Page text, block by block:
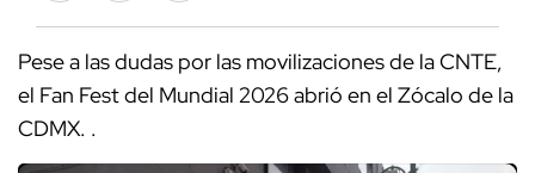
Pese a las dudas por las movilizaciones de la CNTE,
el Fan Fest del Mundial 2026 abrió en el Zócalo de la
CDMX. .